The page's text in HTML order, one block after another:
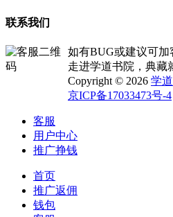
联系我们
如有BUG或建议可加
走进学道书院，典藏
Copyright © 2026 学
京ICP备17033473号-4
客服
用户中心
推广挣钱
首页
推广返佣
钱包